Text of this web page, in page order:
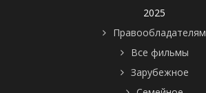
2025
Правообладателям
Все фильмы
Зарубежное